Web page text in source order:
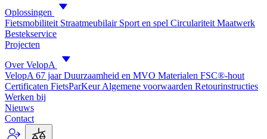
Oplossingen
Fietsmobiliteit Straatmeubilair Sport en spel Circulariteit Maatwerk
Bestekservice
Projecten
Over VelopA
VelopA 67 jaarDuurzaamheid en MVO Materialen FSC®-hout
Certificaten FietsParKeurAlgemene voorwaarden Retourinstructies
Werken bij
Nieuws
Contact